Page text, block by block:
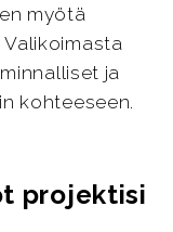
myötä
ja
kohteeseen.
projektisi